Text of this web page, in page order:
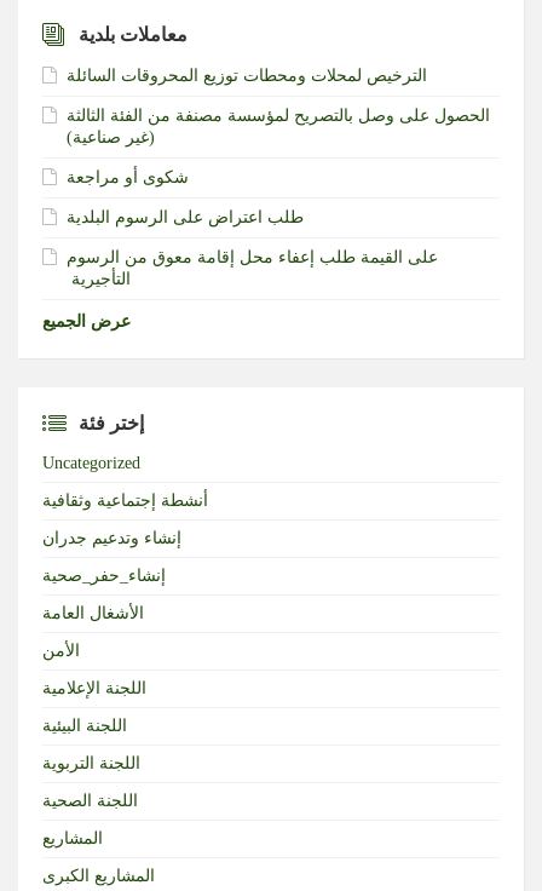
معاملات بلدية
الترخيص لمحلات ومحطات توزيع المحروقات السائلة
الحصول على وصل بالتصريح لمؤسسة مصنفة من الفئة الثالثة
(غير صناعية)‏
شكوى أو مراجعة
طلب اعتراض على الرسوم البلدية
طلب إعفاء محل إقامة معوق من الرسوم‎ ‎على القيمة
التأجيرية ‏
عرض الجميع
إختر فئة
Uncategorized
أنشطة إجتماعية وثقافية
إنشاء وتدعيم جدران
إنشاء_حفر_صحية
الأشغال العامة
الأمن
اللجنة الإعلامية
اللجنة البيئية
اللجنة التربوية
اللجنة الصحية
المشاريع
المشاريع الكبرى